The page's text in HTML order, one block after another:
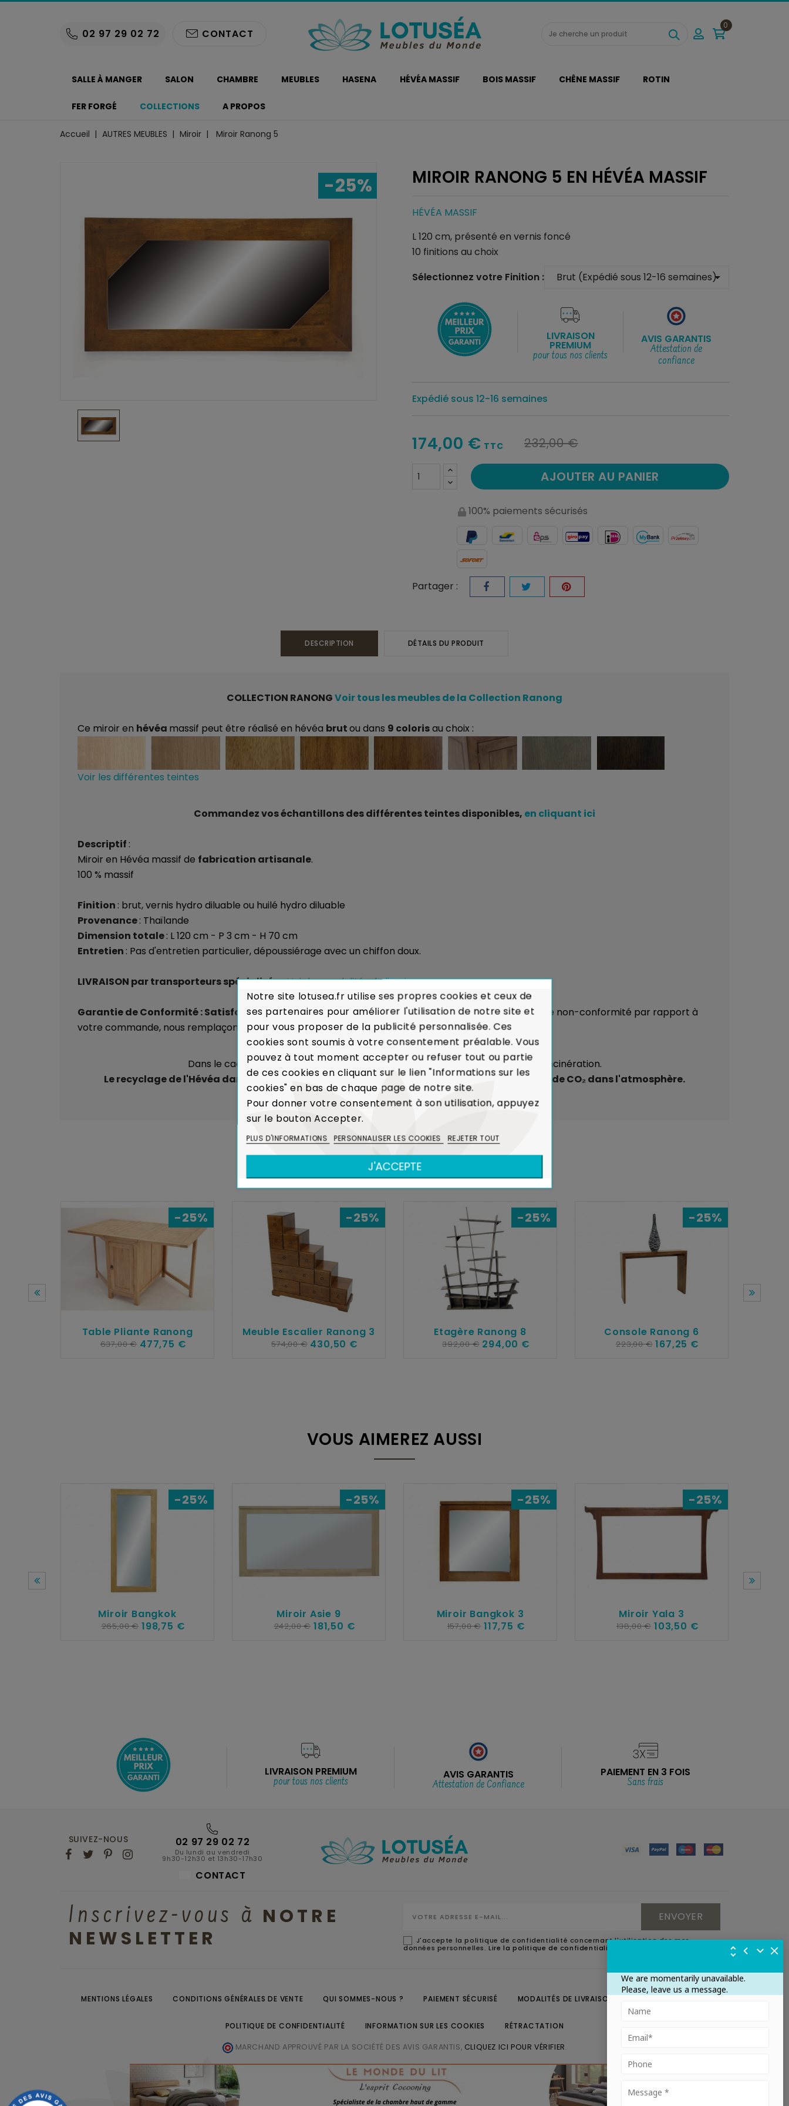
02 97 29 02 72 CONTACT
0
SALLE À MANGER SALON CHAMBRE MEUBLES HASENA HÉVÉA MASSIF BOIS MASSIF CHÊNE MASSIF ROTIN
FER FORGÉ COLLECTIONS A PROPOS
Accueil AUTRES MEUBLES Miroir Miroir Ranong 5
-25% MIROIR RANONG 5 EN HÉVÉA MASSIF
HÉVÉA MASSIF
L 120 cm, présenté en vernis foncé
10 finitions au choix
Sélectionnez votre Finition :
arrow_drop_down
LIVRAISON
PREMIUM
pour tous nos clients
AVIS GARANTIS
Attestation de
confiance
Expédié sous 12-16 semaines
174,00 € TTC 232,00 €
AJOUTER AU PANIER
100% paiements sécurisés
Partager :
DESCRIPTION DÉTAILS DU PRODUIT
COLLECTION RANONGVoir tous les meubles de la Collection Ranong
Ce miroir en hévéa massif peut être réalisé en hévéa brutou dans 9 colorisau choix :
Voir les différentes teintes
Commandez vos échantillons des différentes teintes disponibles, en cliquant ici
Descriptif :
Miroir en Hévéa massif de fabrication artisanale.
100 % massif
Finition : brut, vernis hydro diluable ou huilé hydro diluable
Provenance: Thaïlande
Dimension totale: L 120 cm - P 3 cm - H 70 cm
Entretien : Pas d'entretien particulier, dépoussiérage avec un chiffon doux.
LIVRAISON par transporteurs spécialisés :Voir les modalités de livraison
Garantie de Conformité : Satisfait ou Remboursé. En cas de défaut majeur sur un produit reçu ou de non-conformité par rapport à
votre commande, nous remplaçons aussitôt votre meuble.Voir Charte de Qualité
Dans le cadre de la production de caoutchouc, l'Hévéa était un arbre voué à l'incinération.
Le recyclage de l'Hévéa dans la réalisation de meubles contribue ainsi à limiter l'émission de CO₂ dans l'atmosphère.
Voir Bois et Environnement
DANS LA MÊME COLLECTION
-25%
Table Pliante Ranong
637,00 € 477,75 €
-25%
Meuble Escalier Ranong 3
574,00 € 430,50 €
-25%
Etagère Ranong 8
392,00 € 294,00 €
-25%
Console Ranong 6
223,00 € 167,25 €
VOUS AIMEREZ AUSSI
-25%
Miroir Bangkok
265,00 € 198,75 €
-25%
Miroir Asie 9
242,00 € 181,50 €
-25%
Miroir Bangkok 3
157,00 € 117,75 €
-25%
Miroir Yala 3
138,00 € 103,50 €
LIVRAISON PREMIUM
pour tous nos clients
AVIS GARANTIS
Attestation de Confiance
PAIEMENT EN 3 FOIS
Sans frais
Inscrivez-vous à NOTRE
NEWSLETTER
J'accepte la politique de confidentialité concernant l'utilisation des mes
données personnelles.Lire la politique de confidentialité
SUIVEZ-NOUS 02 97 29 02 72
Du lundi au vendredi
9h30-12h30 et 13h30-17h30
CONTACT
MENTIONS LÉGALES CONDITIONS GÉNÉRALES DE VENTE QUI SOMMES-NOUS ? PAIEMENT SÉCURISÉ MODALITÉS DE LIVRAISON
POLITIQUE DE CONFIDENTIALITÉ INFORMATION SUR LES COOKIES RÉTRACTATION
Notre site lotusea.fr utilise ses propres cookies et ceux de
ses partenaires pour améliorer l'utilisation de notre site et
pour vous proposer de la publicité personnalisée. Ces
cookies sont soumis à votre consentement préalable. Vous
pouvez à tout moment accepter ou refuser tout ou partie
de ces cookies en cliquant sur le lien "Informations sur les
cookies" en bas de chaque page de notre site.
Pour donner votre consentement à son utilisation, appuyez
sur le bouton Accepter.
PLUS D'INFORMATIONS PERSONNALISER LES COOKIES REJETER TOUT
J'ACCEPTE
MARCHAND APPROUVÉ PAR LA SOCIÉTÉ DES AVIS GARANTIS, CLIQUEZ ICI POUR VÉRIFIER.
We are momentarily unavailable.
Please, leave us a message.